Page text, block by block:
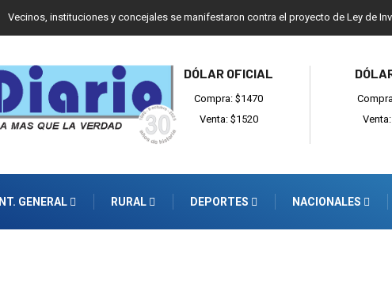
Vecinos, instituciones y concejales se manifestaron contra el proyecto de Ley de
DÓLAR OFICIAL
Compra: $1470
Venta: $1520
INT. GENERAL RURAL DEPORTES NACIONALES